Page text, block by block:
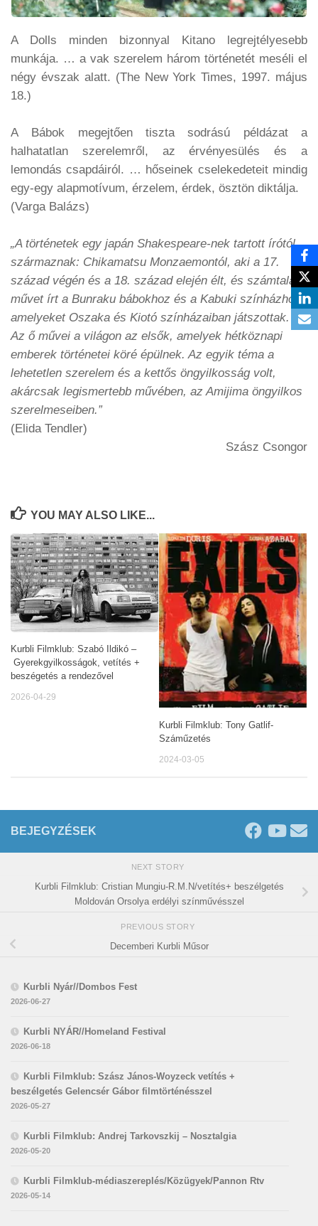
A Dolls minden bizonnyal Kitano legrejtélyesebb
munkája. … a vak szerelem három történetét meséli el
négy évszak alatt. (The New York Times, 1997. május
18.)
A Bábok megejtően tiszta sodrású példázat a
halhatatlan szerelemről, az érvényesülés és a
lemondás csapdáiról. … hőseinek cselekedeteit mindig
egy-egy alapmotívum, érzelem, érdek, ösztön diktálja.
(Varga Balázs)
„A történetek egy japán Shakespeare-nek tartott írótól
származnak: Chikamatsu Monzaemontól, aki a 17.
század végén és a 18. század elején élt, és számtalan
művet írt a Bunraku bábokhoz és a Kabuki színházhoz,
amelyeket Oszaka és Kiotó színházaiban játszottak. …
Az ő művei a világon az elsők, amelyek hétköznapi
emberek történetei köré épülnek. Az egyik téma a
lehetetlen szerelem és a kettős öngyilkosság volt,
akárcsak legismertebb művében, az Amijima öngyilkos
szerelmeseiben.”
(Elida Tendler)
Szász Csongor
YOU MAY ALSO LIKE...
Kurbli Filmklub: Szabó Ildikó –
Gyerekgyilkosságok, vetítés +
beszégetés a rendezővel
2026-04-29
Kurbli Filmklub: Tony Gatlif-
Száműzetés
2024-03-05
BEJEGYZÉSEK
NEXT STORY
Kurbli Filmklub: Cristian Mungiu-R.M.N/vetítés+ beszélgetés
Moldován Orsolya erdélyi színművésszel
PREVIOUS STORY
Decemberi Kurbli Műsor
Kurbli Nyár//Dombos Fest
2026-06-27
Kurbli NYÁR//Homeland Festival
2026-06-18
Kurbli Filmklub: Szász János-Woyzeck vetítés +
beszélgetés Gelencsér Gábor filmtörténésszel
2026-05-27
Kurbli Filmklub: Andrej Tarkovszkij – Nosztalgia
2026-05-20
Kurbli Filmklub-médiaszereplés/Közügyek/Pannon Rtv
2026-05-14